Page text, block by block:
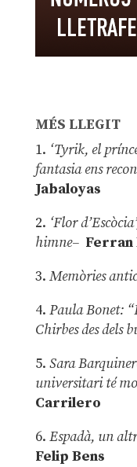
MÉS LLEGIT
1. ‘Tyrik, el
fantasia ens
Jabaloyas
2. ‘Flor
himne– Ferran
3. Memòries
4. Paula Bonet:
Chirbes des dels
5. Sara
universitari té
Carrilero
6. Espadà, un
Felip Bens